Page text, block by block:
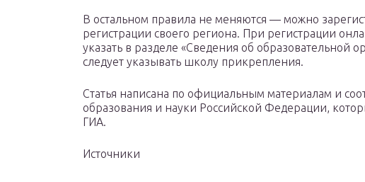
В остальном правила не меняются — можно
регистрации своего региона. При регистрации
указать в разделе «Сведения об образовательной
следует указывать школу прикрепления.
Статья написана по официальным материалам и
образования и науки Российской Федерации,
ГИА.
Источники